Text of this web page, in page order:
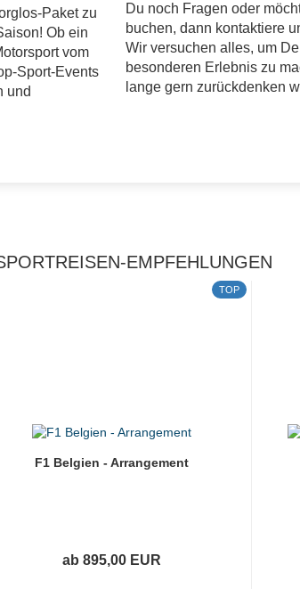
Paket zu
Ob ein
vom
Sport-Events
und
Du noch Fragen oder
buchen, dann kontaktiere
Wir versuchen alles, um
besonderen Erlebnis zu
lange gern zurückdenken
EMPFEHLUNGEN
TOP
F1 Belgien - Arrangement
ab 895,00 EUR